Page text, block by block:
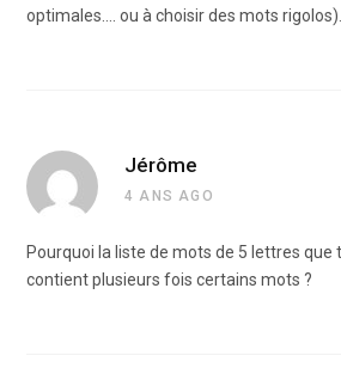
optimales…. ou à choisir des mots rigolos).
Jérôme
4 ANS AGO
Pourquoi la liste de mots de 5 lettres que
contient plusieurs fois certains mots ?